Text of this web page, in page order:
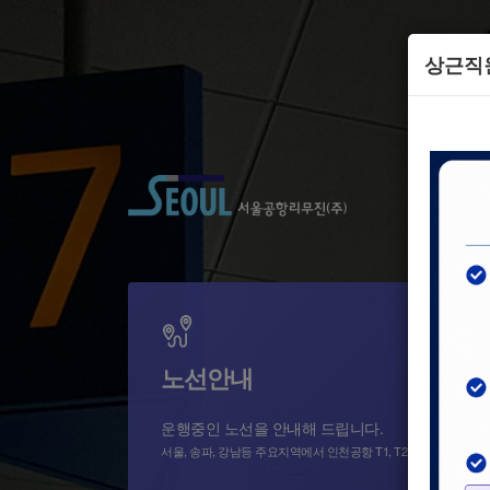
노선안내
운행중인 노선을 안내해 드립니다.
서울, 송파, 강남등 주요지역에서 인천공항 T1, T2까지
상근직